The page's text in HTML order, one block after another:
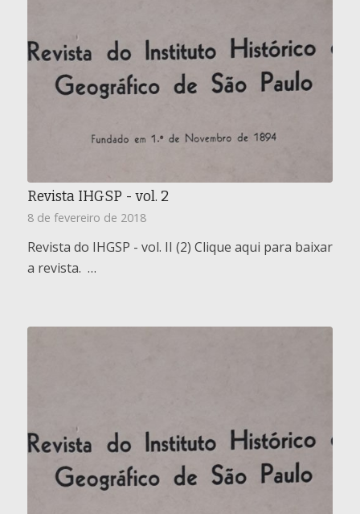
Revista IHGSP - vol. 2
8 de fevereiro de 2018
Revista do IHGSP - vol. II (2) Clique aqui para baixar
a revista. …